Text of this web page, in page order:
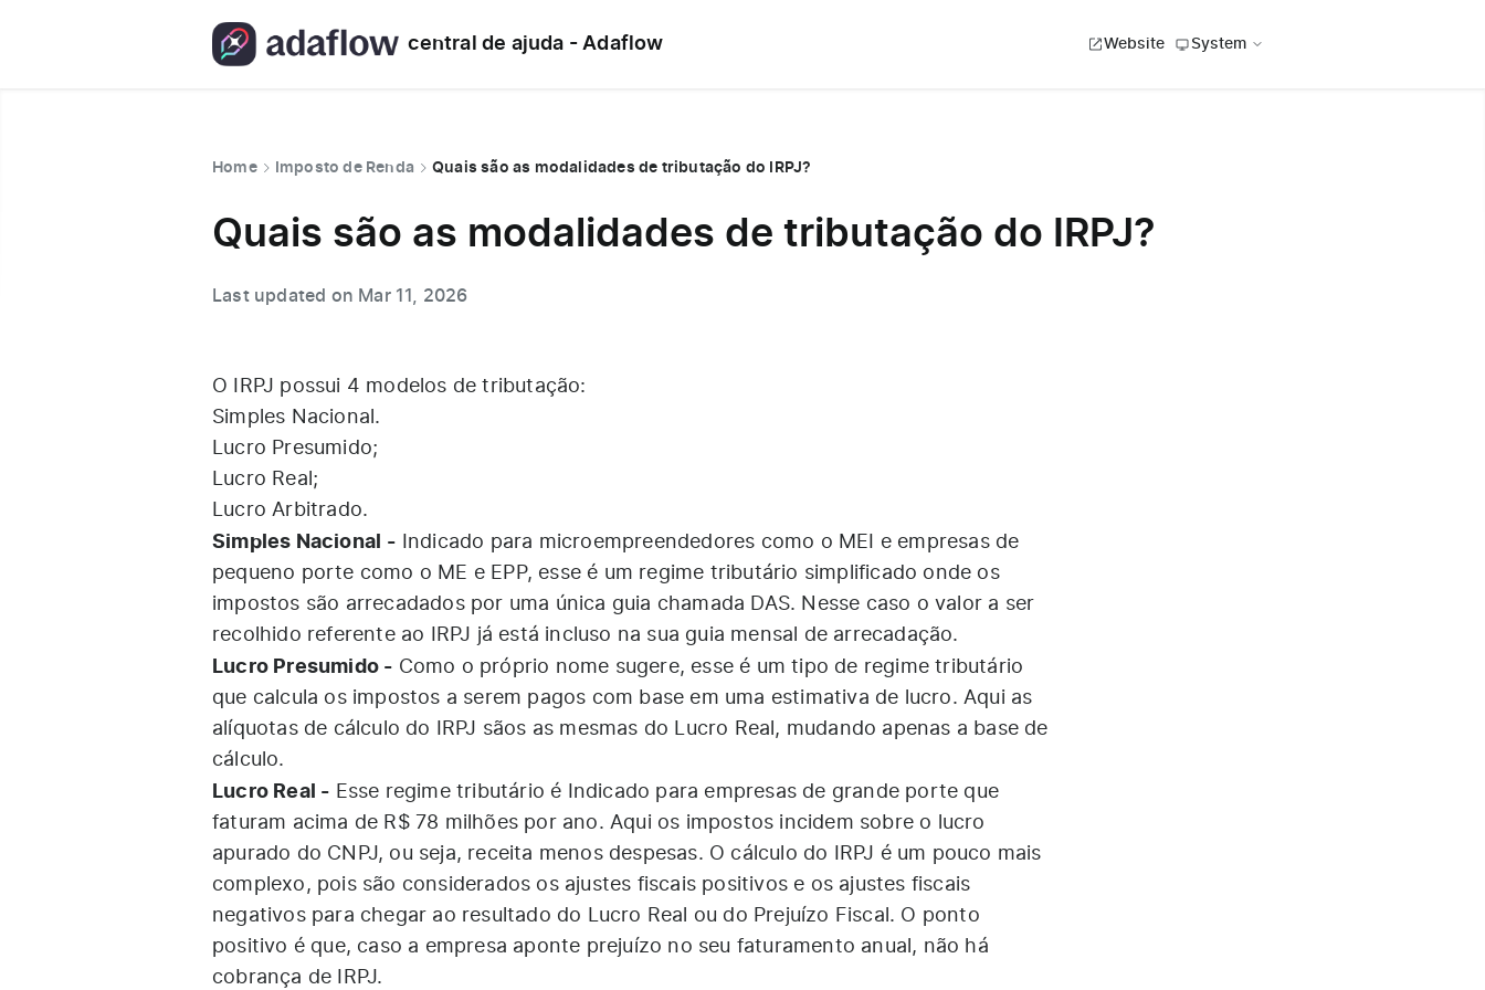
central de ajuda - Adaflow Website System
Home Imposto de Renda Quais são as modalidades de tributação do IRPJ?
Quais são as modalidades de tributação do IRPJ?
Last updated on Mar 11, 2026
O IRPJ possui 4 modelos de tributação:
Simples Nacional.
Lucro Presumido;
Lucro Real;
Lucro Arbitrado.
Simples Nacional - Indicado para microempreendedores como o MEI e empresas de
pequeno porte como o ME e EPP, esse é um regime tributário simplificado onde os
impostos são arrecadados por uma única guia chamada DAS. Nesse caso o valor a ser
recolhido referente ao IRPJ já está incluso na sua guia mensal de arrecadação.
Lucro Presumido - Como o próprio nome sugere, esse é um tipo de regime tributário
que calcula os impostos a serem pagos com base em uma estimativa de lucro. Aqui as
alíquotas de cálculo do IRPJ sãos as mesmas do Lucro Real, mudando apenas a base de
cálculo.
Lucro Real - Esse regime tributário é Indicado para empresas de grande porte que
faturam acima de R$ 78 milhões por ano. Aqui os impostos incidem sobre o lucro
apurado do CNPJ, ou seja, receita menos despesas. O cálculo do IRPJ é um pouco mais
complexo, pois são considerados os ajustes fiscais positivos e os ajustes fiscais
negativos para chegar ao resultado do Lucro Real ou do Prejuízo Fiscal. O ponto
positivo é que, caso a empresa aponte prejuízo no seu faturamento anual, não há
cobrança de IRPJ.